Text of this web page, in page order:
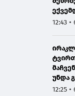
12:43
უნდა
12:25